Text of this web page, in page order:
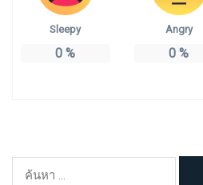
Sleepy
0 %
Angry
0 %
ค้นหา